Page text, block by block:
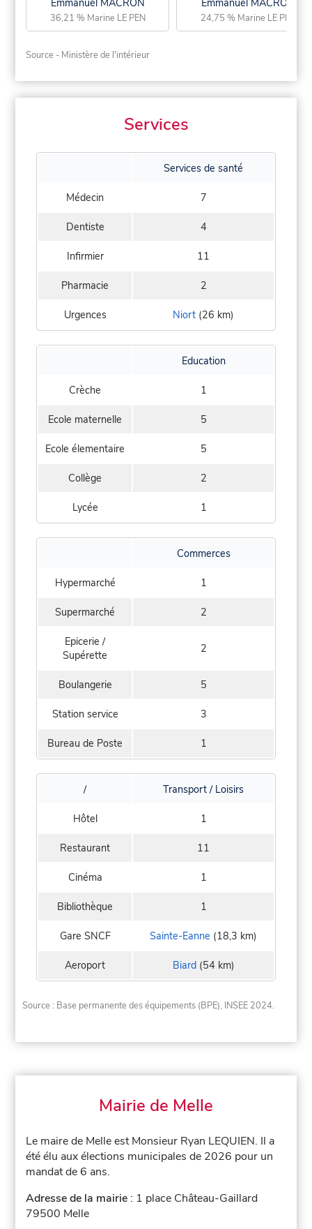
Emmanuel MACRON
36,21 % Marine LE PEN
Emmanuel MACRON
24,75 % Marine LE PEN
Source - Ministère de l'intérieur
Services
Services de santé
Médecin 7
Dentiste 4
Infirmier 11
Pharmacie 2
Urgences Niort (26 km)
Education
Crèche 1
Ecole maternelle 5
Ecole élementaire 5
Collège 2
Lycée 1
Commerces
Hypermarché 1
Supermarché 2
Epicerie /
Supérette
2
Boulangerie 5
Station service 3
Bureau de Poste 1
/ Transport / Loisirs
Hôtel 1
Restaurant 11
Cinéma 1
Bibliothèque 1
Gare SNCF Sainte-Eanne (18,3 km)
Aeroport Biard(54 km)
Source : Base permanente des équipements (BPE), INSEE 2024.
Mairie de Melle
Le maire de Melle est Monsieur Ryan LEQUIEN. Il a
été élu aux élections municipales de 2026 pour un
mandat de 6 ans.
Adresse de la mairie : 1 place Château-Gaillard
79500 Melle